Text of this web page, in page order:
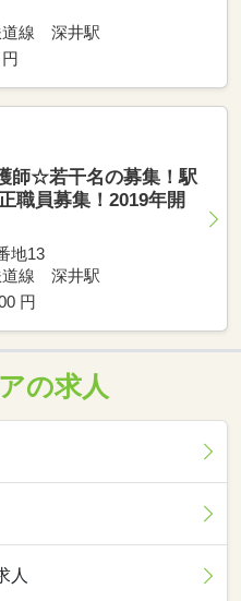
道線 深井駅
師☆若干名の募集！駅
職員募集！2019年開
地13
道線 深井駅
円
の求人
人